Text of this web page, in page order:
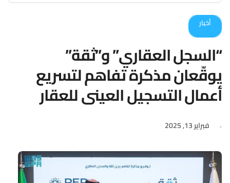
أخبار
“السجل العقاري” و”ثقة”
يوقّعان مذكرة تفاهم لتسريع
أعمال التسجيل العيني للعقار
فبراير 13, 2025